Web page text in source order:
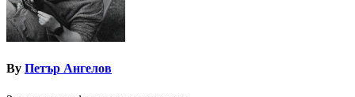
By Петър Ангелов